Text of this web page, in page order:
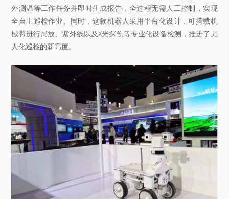
外测温等工作任务并即时生成报告，全过程无需人工控制，实现
全自主巡检作业。同时，这款机器人采用平台化设计，可搭载机
械臂进行局放、紫外线以及X光探伤等专业化设备检测，推进了无
人化巡检的新高度。